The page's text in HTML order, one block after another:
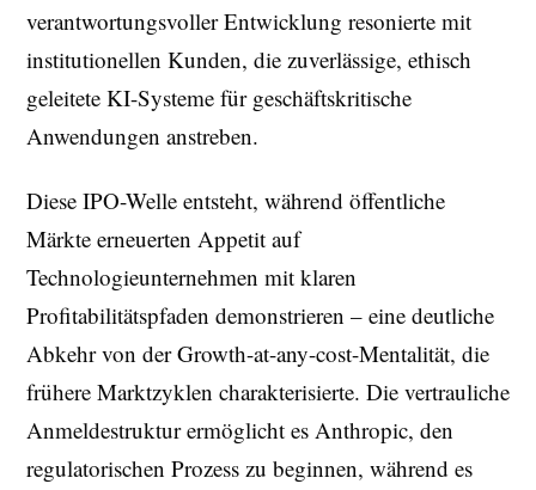
verantwortungsvoller Entwicklung resonierte mit
institutionellen Kunden, die zuverlässige, ethisch
geleitete KI-Systeme für geschäftskritische
Anwendungen anstreben.
Diese IPO-Welle entsteht, während öffentliche
Märkte erneuerten Appetit auf
Technologieunternehmen mit klaren
Profitabilitätspfaden demonstrieren – eine deutliche
Abkehr von der Growth-at-any-cost-Mentalität, die
frühere Marktzyklen charakterisierte. Die vertrauliche
Anmeldestruktur ermöglicht es Anthropic, den
regulatorischen Prozess zu beginnen, während es